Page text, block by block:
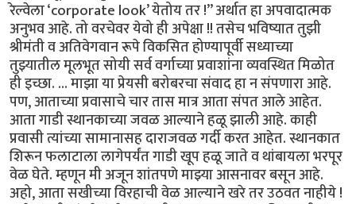
रेल्वेला ‘corporate look’ येतोय तर !” अर्थात हा अपवादात्मक
अनुभव आहे. तो वरचेवर येवो ही अपेक्षा !! तसेच भविष्यात तुझी
श्रीमंती व अतिवेगवान रूपे विकसित होण्यापूर्वी सध्याच्या
तुझ्यातील मूलभूत सोयी सर्व वर्गाच्या प्रवाशांना व्यवस्थित मिळोत
ही इच्छा. ... माझा या प्रेयसी बरोबरचा संवाद हा न संपणारा आहे.
पण, आताच्या प्रवासाचे चार तास मात्र आता संपत आले आहेत.
आता गाडी स्थानकाच्या जवळ आल्याने हळू झाली आहे. काही
प्रवासी त्यांच्या सामानासह दाराजवळ गर्दी करत आहेत. स्थानकात
शिरून फलाटाला लागेपर्यंत गाडी खूप हळू जाते व थांबायला भरपूर
वेळ घेते. म्हणून मी अजून शांतपणे माझ्या आसनावर बसून आहे.
अहो, आता सखीच्या विरहाची वेळ आल्याने खरे तर उठवत नाहीये !